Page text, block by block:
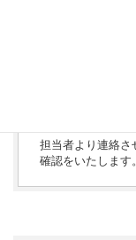
担当者より連絡さ
確認をいたします。